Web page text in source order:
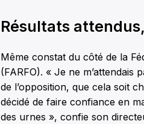
Résultats
Même constat du côté de la
(FARFO). « Je ne m’attendais
de l’opposition, que cela soit
décidé de faire confiance en
des urnes », confie son